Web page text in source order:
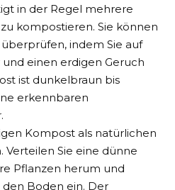
in der Regel mehrere
kompostieren. Sie können
indem Sie auf
einen erdigen Geruch
ist dunkelbraun bis
erkennbaren
Kompost als natürlichen
. Verteilen Sie eine dünne
Pflanzen herum und
Boden ein. Der